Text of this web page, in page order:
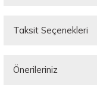
Taksit Seçenekleri
Önerileriniz